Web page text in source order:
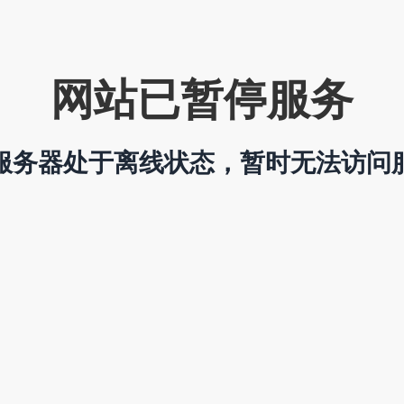
网站已暂停服务
务器处于离线状态，暂时无法访问